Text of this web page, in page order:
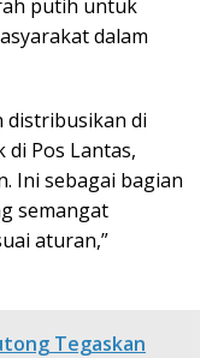
putih untuk
dalam
distribusikan di
Pos Lantas,
Ini sebagai bagian
semangat
aturan,”
Tegaskan